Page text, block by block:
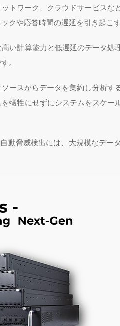
ットワーク、クラウドサービス
クや応答時間の遅延を引き起こ
高い計算能力と低遅延のデータ
。
ソースからデータを集約し分析
犠牲にせずにシステムをスケ
自動脅威検出には、大規模なデ